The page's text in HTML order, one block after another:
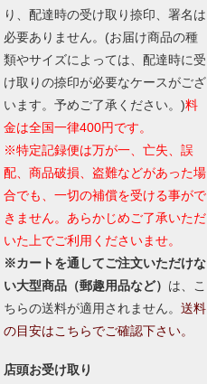
り、配達時の受け取り捺印、署名は
必要ありません。(お届け商品の種
類やサイズによっては、配達時に受
け取りの捺印が必要なケースがござ
います。予めご了承ください。)料
金は全国一律400円です。
※特定記録便は万が一、亡失、誤
配、商品破損、盗難などがあった場
合でも、一切の補償を受ける事がで
きません。あらかじめご了承いただ
いた上でご利用くださいませ。
※カートを通してご注文いただけな
い大型商品（郵趣用品など） は、こ
ちらの送料が適用されません。 送料
の目安はこちらでご確認下さい。
店頭お受け取り